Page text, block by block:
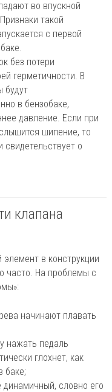
во впускной
такой
с первой
без потери
герметичности. В
будут
в бензобаке,
давление. Если при
шипение, то
свидетельствует о
клапана
в конструкции
часто. На проблемы с
начинают плавать
нажать педаль
глохнет, как
баке;
словно его